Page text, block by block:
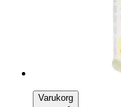
Varukorg